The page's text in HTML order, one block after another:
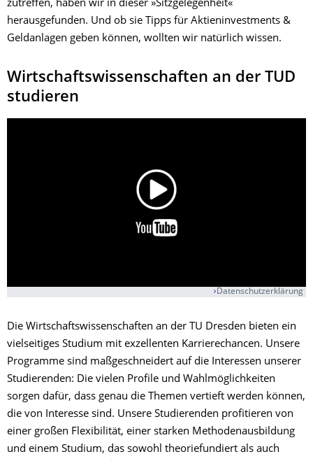
zutreffen, haben wir in dieser »Sitzgelegenheit«
herausgefunden. Und ob sie Tipps für Aktieninvestments &
Geldanlagen geben können, wollten wir natürlich wissen.
Wirtschaftswissenschaften an der TUD
studieren
Datenschutzerklärung
Die Wirtschaftswissenschaften an der TU Dresden bieten ein
vielseitiges Studium mit exzellenten Karrierechancen. Unsere
Programme sind maßgeschneidert auf die Interessen unserer
Studierenden: Die vielen Profile und Wahlmöglichkeiten
sorgen dafür, dass genau die Themen vertieft werden können,
die von Interesse sind. Unsere Studierenden profitieren von
einer großen Flexibilität, einer starken Methodenausbildung
und einem Studium, das sowohl theoriefundiert als auch